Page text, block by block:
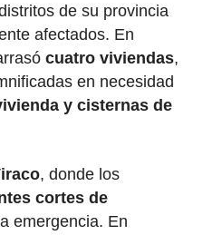
de su provincia
afectados. En
cuatro viviendas,
en necesidad
y cisternas de
, donde los
cortes de
emergencia. En